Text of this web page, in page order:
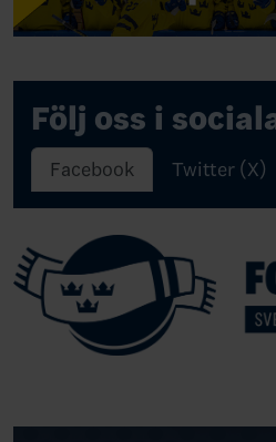
Följ oss i
Facebook Twitter (X)